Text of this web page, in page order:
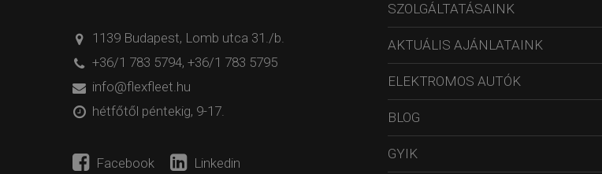
1139 Budapest, Lomb utca 31./b.
+36/1 783 5794, +36/1 783 5795
info@flexfleet.hu
hétfőtől péntekig, 9-17.
Facebook Linkedin
SZOLGÁLTATÁSAINK
AKTUÁLIS AJÁNLATAINK
ELEKTROMOS AUTÓK
BLOG
GYIK